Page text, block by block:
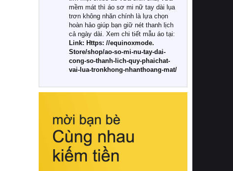
1. Tại sao các gia đình hiện đại lại ưa
chuộng chăn ga gối đệm cao cấp?
Khác với các dòng sản phẩm thông
thường, những bộ chăn ga gối đệm
cao cấp trải qua quy trình sản xuất
nghiêm ngặt từ khâu chọn lọc nguyên
liệu tự nhiên đến công nghệ dệt
nhuộm hiện đại không chứa hóa chất
này, bạn sẽ cảm nhận rõ rệt sự khác
hồi chuẩn xác của phần đệm nâng đỡ
cột sống.
Bên cạnh đó, việc lựa chọn các dòng
sản phẩm đạt chuẩn chất lượng quốc
tế còn giúp ngăn ngừa tình trạng kích
mềm mát thì áo sơ mi nữ tay dài lụa
trơn không nhăn chính là lựa chọn
hoàn hảo giúp bạn giữ nét thanh lịch
cả ngày dài. Xem chi tiết mẫu áo tại:
Link: Https: //equinoxmode.
Store/shop/ao-so-mi-nu-tay-dai-
cong-so-thanh-lich-quy-phaichat-
vai-lua-tronkhong-nhanthoang-mat/